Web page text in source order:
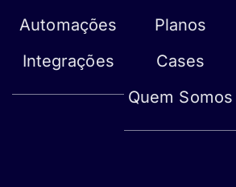
Automações
Integrações
Planos
Cases
Quem Somos